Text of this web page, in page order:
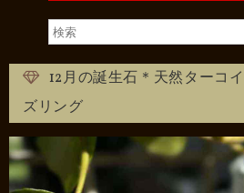
12月の誕生石＊天然ターコ
ズリング